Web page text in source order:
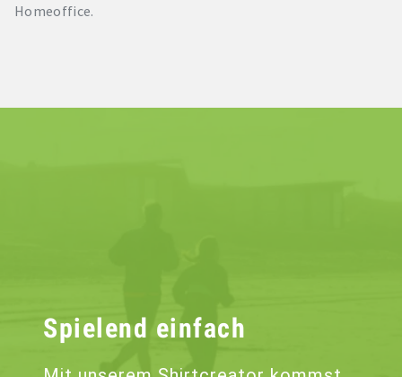
Homeoffice.
Spielend einfach